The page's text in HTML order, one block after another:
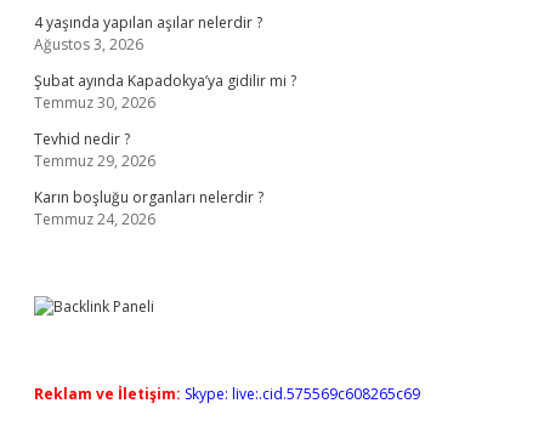
4 yaşında yapılan aşılar nelerdir ?
Ağustos 3, 2026
Şubat ayında Kapadokya’ya gidilir mi ?
Temmuz 30, 2026
Tevhid nedir ?
Temmuz 29, 2026
Karın boşluğu organları nelerdir ?
Temmuz 24, 2026
Reklam ve İletişim: Skype: live:.cid.575569c608265c69